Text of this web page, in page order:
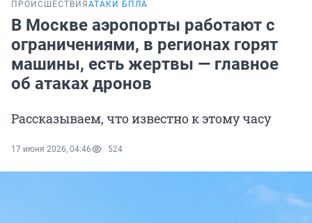
ПРОИСШЕСТВИЯ АТАКИ БПЛА
В Москве аэропорты работают с
ограничениями, в регионах горят
машины, есть жертвы — главное
об атаках дронов
Рассказываем, что известно к этому часу
17 июня 2026, 04:46 524